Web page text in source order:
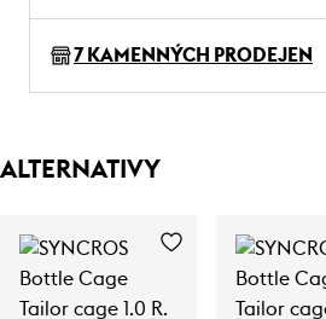
7 KAMENNÝCH PRODEJEN
ALTERNATIVY